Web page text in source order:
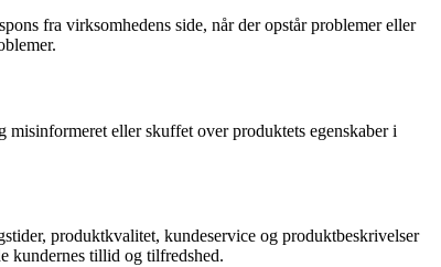
fra virksomhedens side, når der opstår problemer eller
eller skuffet over produktets egenskaber i
produktkvalitet, kundeservice og produktbeskrivelser
kundernes tillid og tilfredshed.